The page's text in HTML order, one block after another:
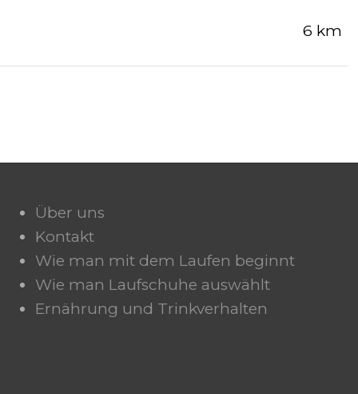
6 km
Über uns
Kontakt
Wie man mit dem Laufen beginnt
Wie man Laufschuhe auswählt
Ernährung und Trinkverhalten